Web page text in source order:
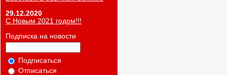
29.12.2020
С Новым 2021 годом!!!
Подписка на новости
Подписаться
Отписаться